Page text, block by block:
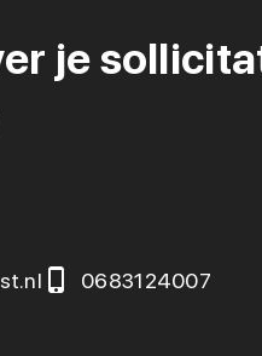
je
0683124007